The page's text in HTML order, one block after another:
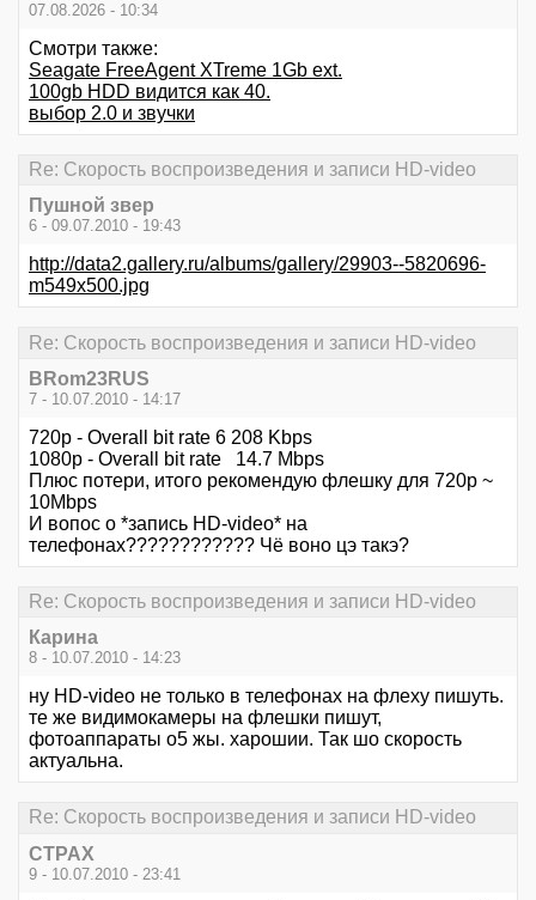
07.08.2026 - 10:34
Смотри также:
Seagate FreeAgent XTreme 1Gb ext.
100gb HDD видится как 40.
выбор 2.0 и звучки
Re: Скорость воспроизведения и записи HD-video
Пушной звер
6 - 09.07.2010 - 19:43
http://data2.gallery.ru/albums/gallery/29903--5820696-
m549x500.jpg
Re: Скорость воспроизведения и записи HD-video
BRom23RUS
7 - 10.07.2010 - 14:17
720p - Overall bit rate 6 208 Kbps
1080p - Overall bit rate 14.7 Mbps
Плюс потери, итого рекомендую флешку для 720р ~
10Mbps
И вопос о *запись HD-video* на
телефонах???????????? Чё воно цэ такэ?
Re: Скорость воспроизведения и записи HD-video
Карина
8 - 10.07.2010 - 14:23
ну HD-video не только в телефонах на флеху пишуть.
те же видимокамеры на флешки пишут,
фотоаппараты о5 жы. харошии. Так шо скорость
актуальна.
Re: Скорость воспроизведения и записи HD-video
CTPAX
9 - 10.07.2010 - 23:41